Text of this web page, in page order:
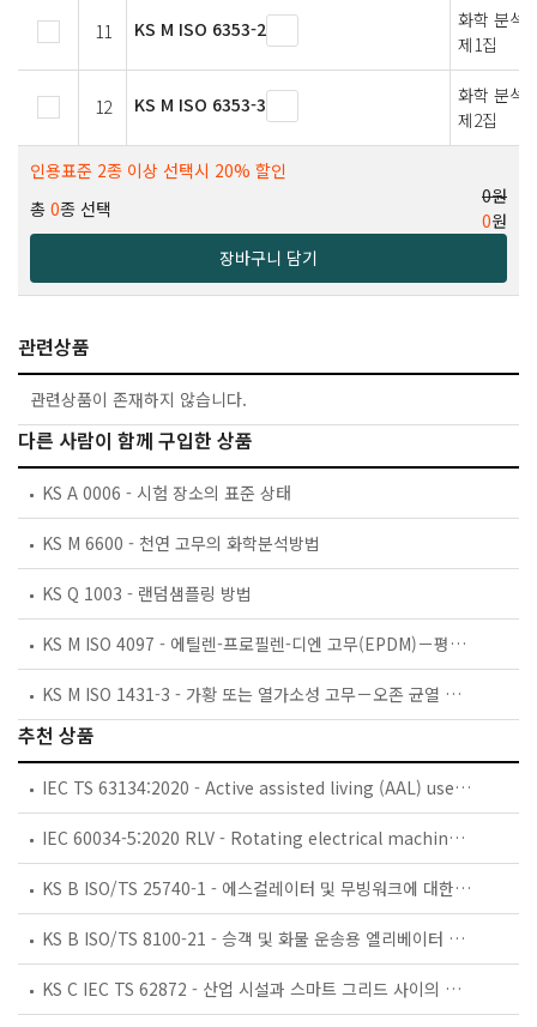
11 KS M ISO 6353-2
화학 분석
제1집
12 KS M ISO 6353-3
화학 분석
제2집
인용표준 2종 이상 선택시 20% 할인
총 0종 선택
0원
0원
장바구니 담기
관련상품
관련상품이 존재하지 않습니다.
다른 사람이 함께 구입한 상품
KS A 0006 - 시험 장소의 표준 상태
KS M 6600 - 천연 고무의 화학분석방법
KS Q 1003 - 랜덤샘플링 방법
KS M ISO 4097 - 에틸렌-프로필렌-디엔 고무(EPDM)－평가 절차
KS M ISO 1431-3 - 가황 또는 열가소성 고무－오존 균열 저항－제3부：실험실 시험 챔버에서 오존 농도 측정을 위한 기준 및 대안 방법
추천 상품
IEC TS 63134:2020 - Active assisted living (AAL) use cases
IEC 60034-5:2020 RLV - Rotating electrical machines - Part 5: Degrees of protection provided by the integral design of rotating electrical machines (IP code) - Classification
KS B ISO/TS 25740-1 - 에스컬레이터 및 무빙워크에 대한 안전요건 — 제1부: 세계공통 필수 안전요건(GESRs)
KS B ISO/TS 8100-21 - 승객 및 화물 운송용 엘리베이터 —제21부: 세계공통 필수안전요건(GESRs)을 충족하는 세계공통 안전 파라미터(GSPs)
KS C IEC TS 62872 - 산업 시설과 스마트 그리드 사이의 산업 공정 측정, 제어 및 자동화 시스템 인터페이스